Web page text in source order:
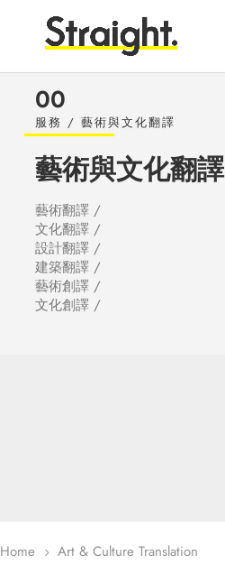
00
服務 / 藝術與文化翻譯
藝術與文化翻譯
藝術翻譯 /
文化翻譯 /
設計翻譯 /
建築翻譯 /
藝術創譯 /
文化創譯 /
Home 5 Art & Culture Translation